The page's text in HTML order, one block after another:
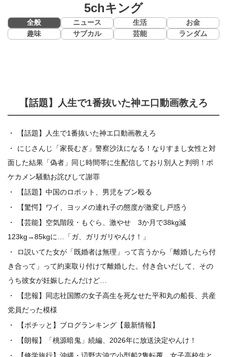
5chキング
全般 ニュース 生活
お金
趣味
サブカル 芸能 ランダム
【話題】人生で1番抜いた神エ口動画教えろ
【話題】人生で1番抜いた神エ口動画教えろ
にじさんじ「家長むぎ」警察沙汰になる！なりすまし女性と対
面した結果「偽者」同じ時間帯に生配信しており別人と判明！ポ
ケカメン騒動お詫びして謝罪
【話題】中国のロボット、男児をブン殴る
【驚愕】ワイ、ヨッメの連れ子の態度が激変し戸惑う
【芸能】空気階段・もぐら、激やせ 3か月で38kg減
123kg→85kgに…「ガ、ガリガリやんけ！」
ロ説いてた女が「既婚者は無理」って言うから「離婚したら付
き合って」って約束取り付けて離婚した。付き合いだして、その
うち彼女が妊娠したんだけど…
【悲報】同志社国際の女子高生を死なせた平和丸の船長、共産
党員だった模様
【ポチッと】ブログランキング【最新情報】
【朗報】「桃源暗鬼」続編、2026年に放送決定やんけ！